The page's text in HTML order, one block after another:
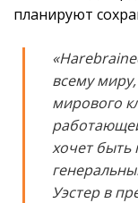
планируют
всему
мирового
хочет быть
Уэстер в